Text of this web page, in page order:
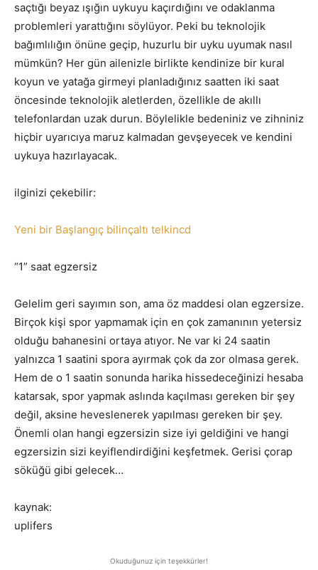
saçtığı beyaz ışığın uykuyu kaçırdığını ve odaklanma
problemleri yarattığını söylüyor. Peki bu teknolojik
bağımlılığın önüne geçip, huzurlu bir uyku uyumak nasıl
mümkün? Her gün ailenizle birlikte kendinize bir kural
koyun ve yatağa girmeyi planladığınız saatten iki saat
öncesinde teknolojik aletlerden, özellikle de akıllı
telefonlardan uzak durun. Böylelikle bedeniniz ve zihniniz
hiçbir uyarıcıya maruz kalmadan gevşeyecek ve kendini
uykuya hazırlayacak.
ilginizi çekebilir:
Yeni bir Başlangıç bilinçaltı telkincd
“1” saat egzersiz
Gelelim geri sayımın son, ama öz maddesi olan egzersize.
Birçok kişi spor yapmamak için en çok zamanının yetersiz
olduğu bahanesini ortaya atıyor. Ne var ki 24 saatin
yalnızca 1 saatini spora ayırmak çok da zor olmasa gerek.
Hem de o 1 saatin sonunda harika hissedeceğinizi hesaba
katarsak, spor yapmak aslında kaçılması gereken bir şey
değil, aksine heveslenerek yapılması gereken bir şey.
Önemli olan hangi egzersizin size iyi geldiğini ve hangi
egzersizin sizi keyiflendirdiğini keşfetmek. Gerisi çorap
söküğü gibi gelecek…
kaynak:
uplifers
Okuduğunuz için teşekkürler!